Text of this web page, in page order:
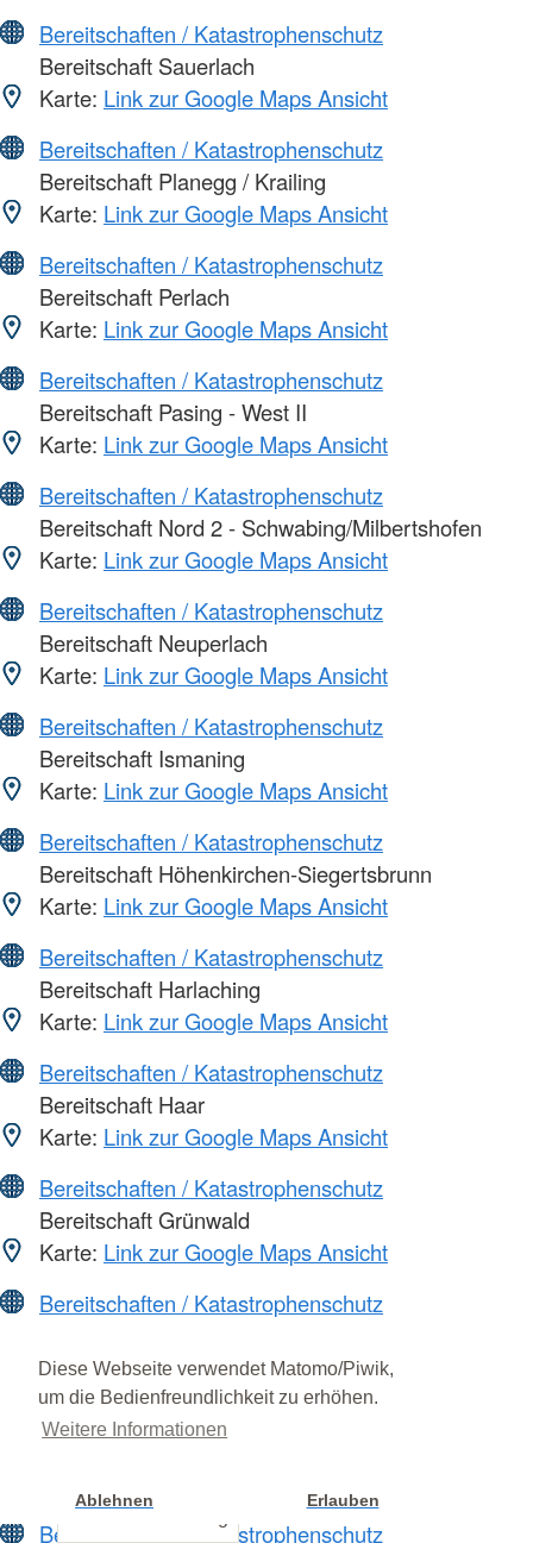
Diese Webseite verwendet Matomo/Piwik,
um die Bedienfreundlichkeit zu erhöhen.
Weitere Informationen
Ablehnen Erlauben
Bereitschaften / Katastrophenschutz
Bereitschaft Sauerlach
Karte: Link zur Google Maps Ansicht
Bereitschaften / Katastrophenschutz
Bereitschaft Planegg / Krailing
Karte: Link zur Google Maps Ansicht
Bereitschaften / Katastrophenschutz
Bereitschaft Perlach
Karte: Link zur Google Maps Ansicht
Bereitschaften / Katastrophenschutz
Bereitschaft Pasing - West II
Karte: Link zur Google Maps Ansicht
Bereitschaften / Katastrophenschutz
Bereitschaft Nord 2 - Schwabing/Milbertshofen
Karte: Link zur Google Maps Ansicht
Bereitschaften / Katastrophenschutz
Bereitschaft Neuperlach
Karte: Link zur Google Maps Ansicht
Bereitschaften / Katastrophenschutz
Bereitschaft Ismaning
Karte: Link zur Google Maps Ansicht
Bereitschaften / Katastrophenschutz
Bereitschaft Höhenkirchen-Siegertsbrunn
Karte: Link zur Google Maps Ansicht
Bereitschaften / Katastrophenschutz
Bereitschaft Harlaching
Karte: Link zur Google Maps Ansicht
Bereitschaften / Katastrophenschutz
Bereitschaft Haar
Karte: Link zur Google Maps Ansicht
Bereitschaften / Katastrophenschutz
Bereitschaft Grünwald
Karte: Link zur Google Maps Ansicht
Bereitschaften / Katastrophenschutz
Karte:Link zur Google Maps Ansicht
Bereitschaften / Katastrophenschutz
Bereitschaften / Katastrophenschutz